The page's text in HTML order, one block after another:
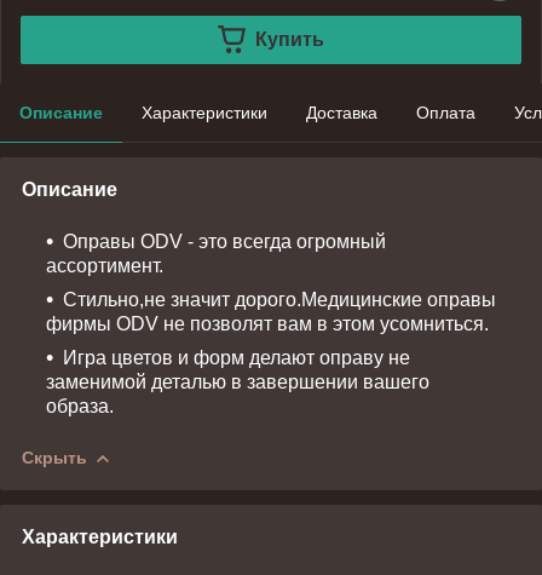
Купить
Описание Характеристики Доставка Оплата
Описание
Оправы ODV - это всегда огромный
ассортимент.
Стильно,не значит дорого.Медицинские оправы
фирмы ОDV не позволят вам в этом усомниться.
Игра цветов и форм делают оправу не
заменимой деталью в завершении вашего
образа.
Скрыть
Характеристики